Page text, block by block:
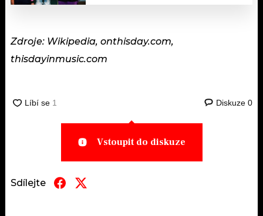
Zdroje: Wikipedia, onthisday.com,
thisdayinmusic.com
Diskuze 0
Vstoupit do diskuze
Sdílejte